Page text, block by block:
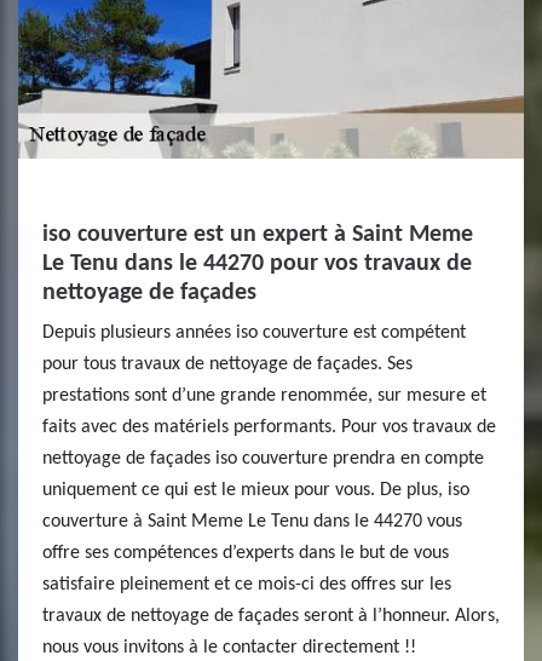
iso couverture est un expert à Saint Meme
Le Tenu dans le 44270 pour vos travaux de
nettoyage de façades
Depuis plusieurs années iso couverture est compétent
pour tous travaux de nettoyage de façades. Ses
prestations sont d’une grande renommée, sur mesure et
faits avec des matériels performants. Pour vos travaux de
nettoyage de façades iso couverture prendra en compte
uniquement ce qui est le mieux pour vous. De plus, iso
couverture à Saint Meme Le Tenu dans le 44270 vous
offre ses compétences d’experts dans le but de vous
satisfaire pleinement et ce mois-ci des offres sur les
travaux de nettoyage de façades seront à l’honneur. Alors,
nous vous invitons à le contacter directement !!